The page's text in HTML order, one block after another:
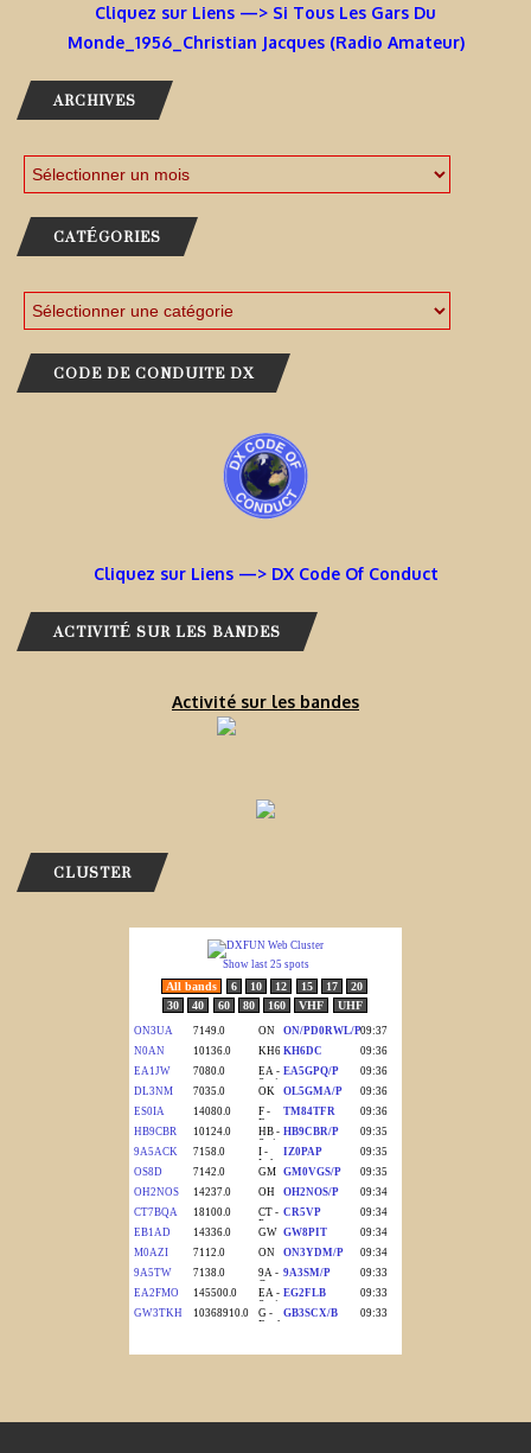
Cliquez sur Liens —> Si Tous Les Gars Du
Monde_1956_Christian Jacques (Radio Amateur)
ARCHIVES
CATÉGORIES
CODE DE CONDUITE DX
Cliquez sur Liens —> DX Code Of Conduct
ACTIVITÉ SUR LES BANDES
Activité sur les bandes
CLUSTER